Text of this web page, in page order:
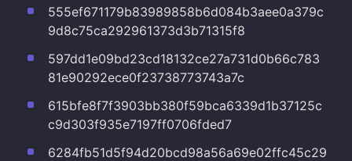
555ef671179b83989858b6d084b3aee0a379c
9d8c75ca292961373d3b71315f8
597dd1e09bd23cd18132ce27a731d0b66c783
81e90292ece0f23738773743a7c
615bfe8f7f3903bb380f59bca6339d1b37125c
c9d303f935e7197ff0706fded7
6284fb51d5f94d20bcd98a56a69e02ffc45c29